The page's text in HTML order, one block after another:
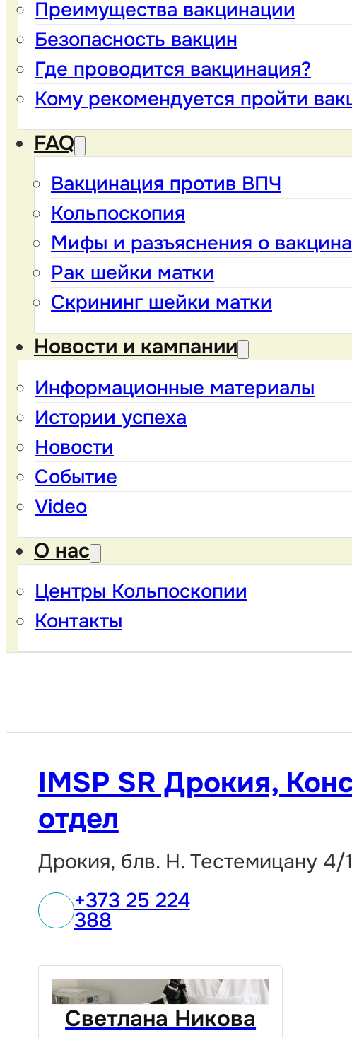
Преимущества вакцинации
Безопасность вакцин
Где проводится вакцинация?
Кому рекомендуется пройти
FAQ
Вакцинация против ВПЧ
Кольпоскопия
Мифы и разъяснения о
Рак шейки матки
Скрининг шейки матки
Новости и кампании
Информационные материалы
Истории успеха
Новости
Событие
Video
О нас
Центры Кольпоскопии
Контакты
IMSP SR Дрокия,
отдел
Дрокия, блв. Н. Тестемицану 4/
+373 25 224
388
Светлана Никова